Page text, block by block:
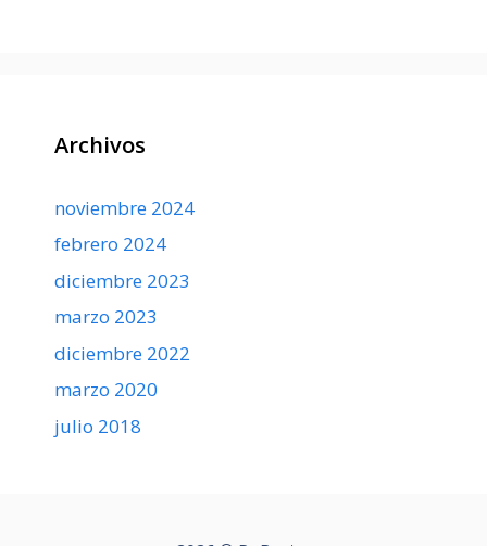
Archivos
noviembre 2024
febrero 2024
diciembre 2023
marzo 2023
diciembre 2022
marzo 2020
julio 2018